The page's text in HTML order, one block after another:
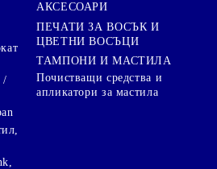
/
АКСЕСОАРИ
ПЕЧАТИ ЗА ВОСЪК И
ЦВЕТНИ ВОСЪЦИ
ТАМПОНИ И МАСТИЛА
Почистващи средства и
апликатори за мастила